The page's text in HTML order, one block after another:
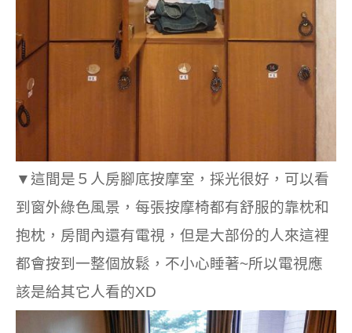
▼這間是５人房腳底按摩室，採光很好，可以看
到窗外綠色風景，每張按摩椅都有舒服的靠枕和
抱枕，房間內還有電視，但是大部份的人來這裡
都會按到一整個放鬆，不小心睡著~所以電視應
該是給其它人看的XD